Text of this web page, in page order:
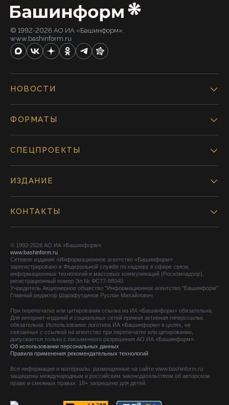
© 1992-2026 АО ИА «Башинформ».
www.bashinform.ru
НОВОСТИ
ФОРМАТЫ
СПЕЦПРОЕКТЫ
ИЗДАНИЕ
КОНТАКТЫ
© 1992-2026 АО ИА «Башинформ».
www.bashinform.ru
Сетевое издание «Информационное агентство «Башинформ»
зарегистрировано в Федеральной службе по надзору в сфере связи,
информационных технологий и массовых коммуникаций (Роскомнадзор),
регистрационный номер Эл № ФС77-88040
Учредитель Акционерное общество "Информационное агентство "Башинформ"
Главный редактор Шарафутдинов Руслан Михайлович
При перепечатке или цитировании ссылка на ИА «Башинформ» обязательна.
Для интернет-изданий и социальных сетей прямая активная гиперссылка
обязательна. Использование логотипа ИА «Башинформ» в целях, не
связанных с ссылкой на агентство при перепечатке или цитировании,
допускается только с письменного разрешения АО ИА «Башинформ».
Об использовании персональных данных
Правила применения рекомендательных технологий
Вся информация и материалы, размещенные на сайте www.bashinform.ru
защищены международным и российским законодательством об авторском
праве и смежных правах. 18+ запрещено для детей.